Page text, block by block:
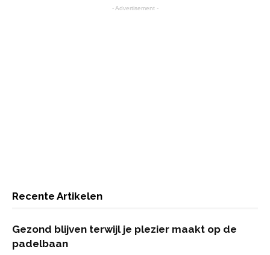
- Advertisement -
Recente Artikelen
Gezond blijven terwijl je plezier maakt op de
padelbaan